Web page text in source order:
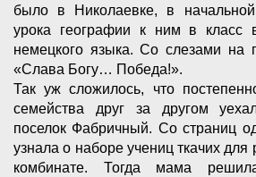
было в Николаевке, в
урока географии к ним в класс
немецкого языка. Со слезами на
«Слава Богу… Победа!».
Так уж сложилось, что
семейства друг за другом
поселок Фабричный. Со страниц
узнала о наборе учениц ткачих
комбинате. Тогда мама